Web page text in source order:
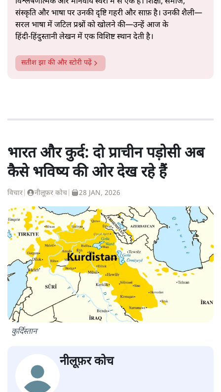
संस्कृति और भाषा पर उनकी दृष्टि गहरी और साफ़ है। उनकी शैली—
सरल भाषा में जटिल प्रश्नों को खोलने की—उन्हें आज के
हिंदी‑हिंदुस्तानी लेखन में एक विशिष्ट स्थान देती है।
सतीश झा की और स्टोरी पढ़ें
भारत और कुर्द: दो प्राचीन पड़ोसी अब
कैसे भविष्य की ओर देख रहे हैं
विचार नीलूफ़र कोच 28 JAN, 2026
कुर्दिस्तान
नीलूफ़र कोच